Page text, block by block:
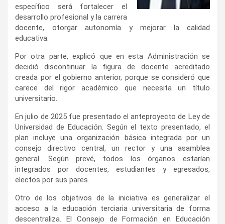
específico será fortalecer el
desarrollo profesional y la carrera
docente, otorgar autonomía y mejorar la calidad
educativa.
Por otra parte, explicó que en esta Administración se
decidió discontinuar la figura de docente acreditado
creada por el gobierno anterior, porque se consideró que
carece del rigor académico que necesita un título
universitario.
En julio de 2025 fue presentado el anteproyecto de Ley de
Universidad de Educación. Según el texto presentado, el
plan incluye una organización básica integrada por un
consejo directivo central, un rector y una asamblea
general. Según prevé, todos los órganos estarían
integrados por docentes, estudiantes y egresados,
electos por sus pares.
Otro de los objetivos de la iniciativa es generalizar el
acceso a la educación terciaria universitaria de forma
descentraliza. El Consejo de Formación en Educación